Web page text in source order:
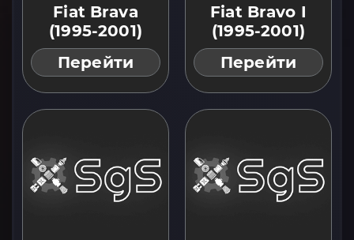
Fiat Brava
(1995-2001)
Перейти
Fiat Bravo I
(1995-2001)
Перейти